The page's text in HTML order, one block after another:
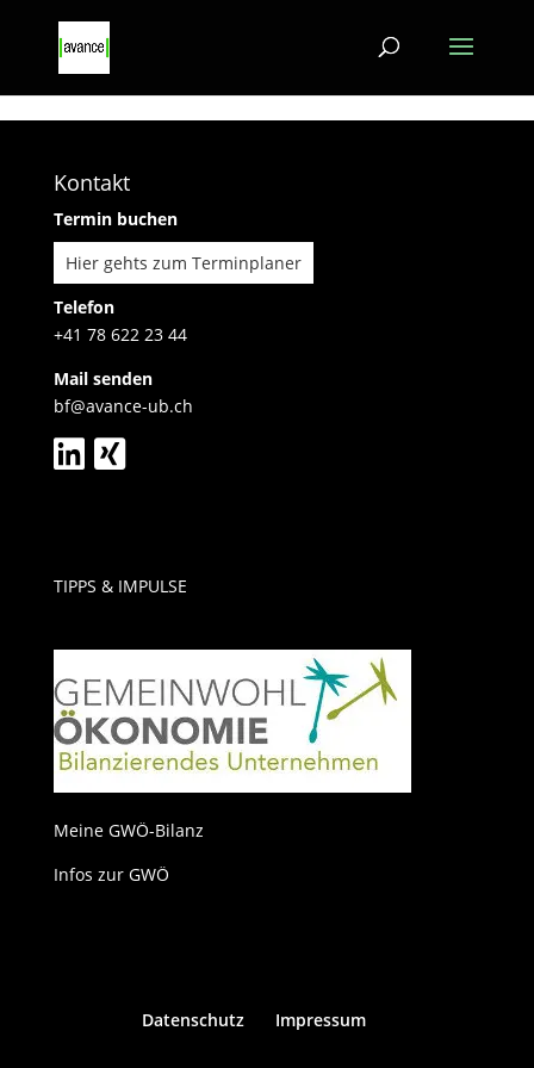
Kontakt
Termin buchen
Hier gehts zum Terminplaner
Telefon
+41 78 622 23 44
Mail senden
bf@avance-ub.ch
TIPPS & IMPULSE
Meine GWÖ-Bilanz
Infos zur GWÖ
Datenschutz Impressum